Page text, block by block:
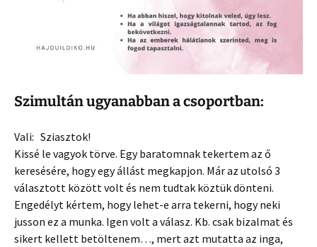
Szimultán ugyanabban a csoportban:
Vali: Sziasztok!
Kissé le vagyok törve. Egy baratomnak tekertem az ő
keresésére, hogy egy állást megkapjon. Már az utolsó 3
választott között volt és nem tudtak köztük dönteni.
Engedélyt kértem, hogy lehet-e arra tekerni, hogy neki
jusson ez a munka. Igen volt a válasz. Kb. csak bizalmat és
sikert kellett betöltenem…, mert azt mutatta az inga,